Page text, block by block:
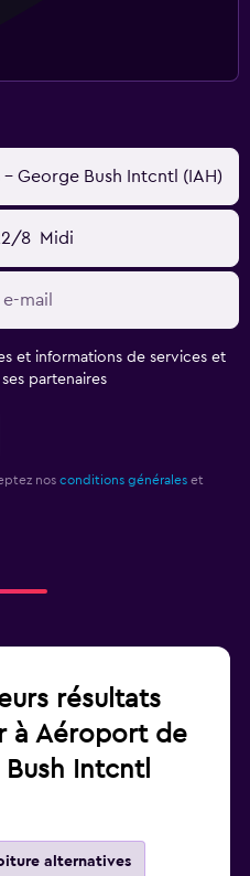
- George Bush Intcntl (IAH)
8 Midi
et informations de services et
partenaires
nos conditions générales et
résultats
à Aéroport de
Intcntl
alternatives